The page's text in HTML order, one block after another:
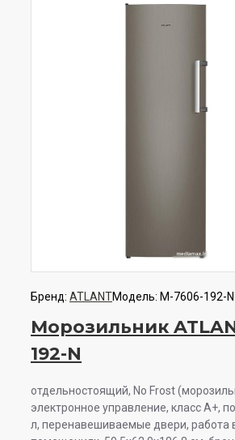
Бренд: ATLANTМодель: М-7606-192-N
Морозильник
192-N
отдельностоящий, No Frost
электронное управление, класс A+,
л, перенавешиваемые двери, работа